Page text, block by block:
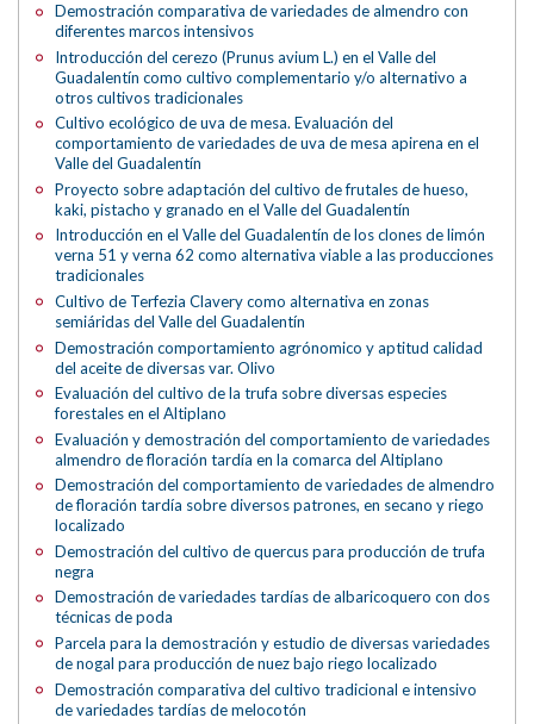
Demostración comparativa de variedades de almendro con
diferentes marcos intensivos
Introducción del cerezo (Prunus avium L.) en el Valle del
Guadalentín como cultivo complementario y/o alternativo a
otros cultivos tradicionales
Cultivo ecológico de uva de mesa. Evaluación del
comportamiento de variedades de uva de mesa apirena en el
Valle del Guadalentín
Proyecto sobre adaptación del cultivo de frutales de hueso,
kaki, pistacho y granado en el Valle del Guadalentín
Introducción en el Valle del Guadalentín de los clones de limón
verna 51 y verna 62 como alternativa viable a las producciones
tradicionales
Cultivo de Terfezia Clavery como alternativa en zonas
semiáridas del Valle del Guadalentín
Demostración comportamiento agrónomico y aptitud calidad
del aceite de diversas var. Olivo
Evaluación del cultivo de la trufa sobre diversas especies
forestales en el Altiplano
Evaluación y demostración del comportamiento de variedades
almendro de floración tardía en la comarca del Altiplano
Demostración del comportamiento de variedades de almendro
de floración tardía sobre diversos patrones, en secano y riego
localizado
Demostración del cultivo de quercus para producción de trufa
negra
Demostración de variedades tardías de albaricoquero con dos
técnicas de poda
Parcela para la demostración y estudio de diversas variedades
de nogal para producción de nuez bajo riego localizado
Demostración comparativa del cultivo tradicional e intensivo
de variedades tardías de melocotón